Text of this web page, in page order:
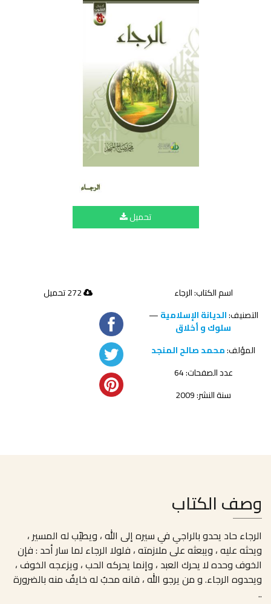
تحميل
اسم الكتاب: الرجاء
التصنيف:الديانة الإسلامية—
سلوك و أخلاق
المؤلف:محمد صالح المنجد
عدد الصفحات: 64
سنة النشر: 2009
272 تحميل
وصف الكتاب
الرجاء حاد يحدو بالراجي في سيره إلى الله ، ويطيّب له المسير ،
ويحثه عليه ، ويبعثه على ملازمته ، فلولا الرجاء لما سار أحد : فإن
الخوف وحده لا يحرك العبد ، وإنما يحركه الحب ، ويزعجه الخوف ،
ويحدوه الرجاء. ومن يرجو الله ، فانه محبٌ له خايفٌ منه بالضرورة
..